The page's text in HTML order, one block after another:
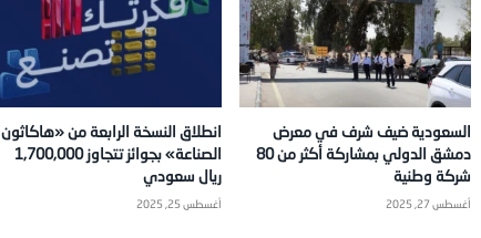
السعودية ضيف شرف في معرض
دمشق الدولي بمشاركة أكثر من 80
شركة وطنية
أغسطس 27, 2025
انطلاق النسخة الرابعة من «هاكاثون
الصناعة» بجوائز تتجاوز 1,700,000
ريال سعودي
أغسطس 25, 2025